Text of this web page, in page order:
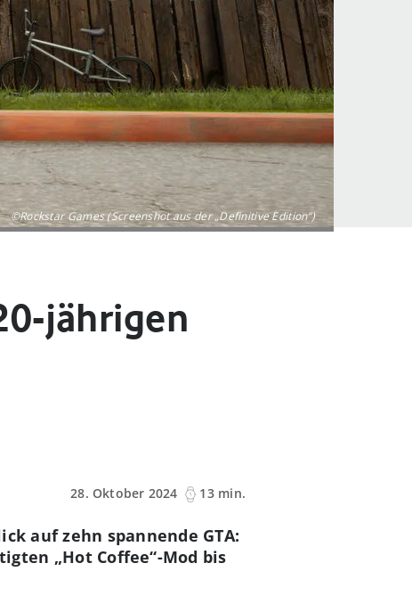
©Rockstar Games (Screenshot aus der „Definitive Edition“)
jährigen
28. Oktober 2024
13 min.
auf zehn spannende GTA:
„Hot Coffee“-Mod bis